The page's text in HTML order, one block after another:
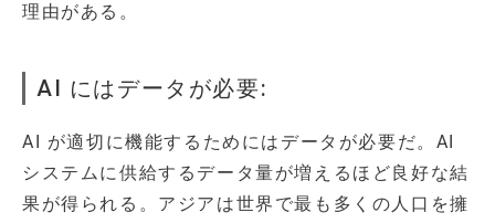
理由がある。
AI にはデータが必要:
AI が適切に機能するためにはデータが必要だ。AI
システムに供給するデータ量が増えるほど良好な結
果が得られる。アジアは世界で最も多くの人口を擁